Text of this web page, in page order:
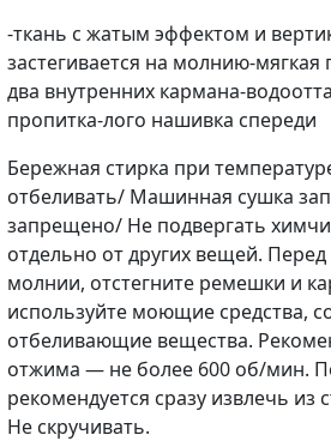
-ткань с жатым эффектом и
застегивается на молнию-мягкая
два внутренних кармана-
пропитка-лого нашивка спереди
Бережная стирка при
отбеливать/ Машинная сушка
запрещено/ Не подвергать
отдельно от других вещей. Перед
молнии, отстегните ремешки и
используйте моющие средства,
отбеливающие вещества.
отжима — не более 600 об/мин.
рекомендуется сразу извлечь
Не скручивать.